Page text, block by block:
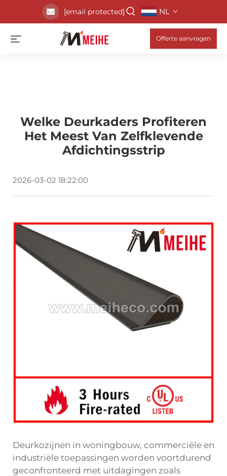
[email protected] NL
Offerte aanvragen
Welke Deurkaders Profiteren
Het Meest Van Zelfklevende
Afdichtingsstrip
2026-03-02 18:22:00
Deurkozijnen in woningbouw, commerciële en
industriële toepassingen worden voortdurend
geconfronteerd met uitdagingen zoals